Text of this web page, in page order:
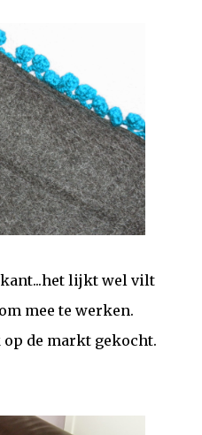
lijkt wel vilt
mee te werken.
de markt gekocht.